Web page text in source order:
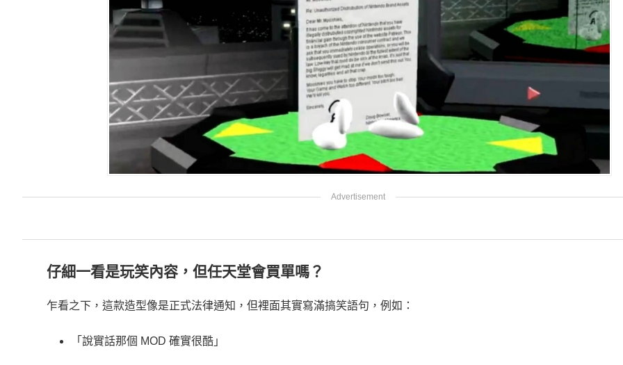
仔細一看是玩笑內容，但任天堂會買單嗎？
乍看之下，這款造型像是正式法律通知，但裡面其實寫滿搞笑語句，例如：
「說實話那個 MOD 確實很酷」